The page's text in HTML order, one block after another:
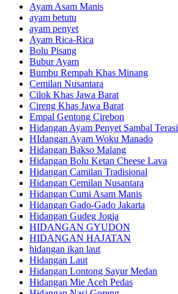
Ayam Asam Manis
ayam betutu
ayam penyet
Ayam Rica-Rica
Bolu Pisang
Bubur Ayam
Bumbu Rempah Khas Minang
Cemilan Nusantara
Cilok Khas Jawa Barat
Cireng Khas Jawa Barat
Empal Gentong Cirebon
Hidangan Ayam Penyet Sambal Terasi
HIdangan Ayam Woku Manado
Hidangan Bakso Malang
Hidangan Bolu Ketan Cheese Lava
Hidangan Camilan Tradisional
Hidangan Cemilan Nusantara
Hidangan Cumi Asam Manis
Hidangan Gado-Gado Jakarta
Hidangan Gudeg Jogja
HIDANGAN GYUDON
HIDANGAN HAJATAN
hidangan ikan laut
Hidangan Laut
Hidangan Lontong Sayur Medan
Hidangan Mie Aceh Pedas